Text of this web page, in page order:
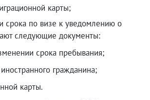
карты;
срока по визе к уведомлению о
следующие документы:
срока пребывания;
гражданина;
карты.